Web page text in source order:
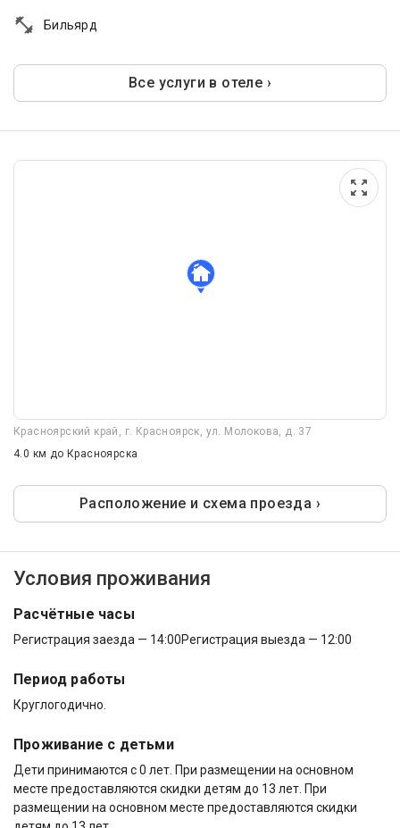
Бильярд
Все услуги в отеле ›
Красноярский край, г. Красноярск, ул. Молокова, д. 37
4.0 км до Красноярска
Расположение и схема проезда ›
Условия проживания
Расчётные часы
Регистрация заезда — 14:00Регистрация выезда — 12:00
Период работы
Круглогодично.
Проживание с детьми
Дети принимаются с 0 лет. При размещении на основном
месте предоставляются скидки детям до 13 лет. При
размещении на основном месте предоставляются скидки